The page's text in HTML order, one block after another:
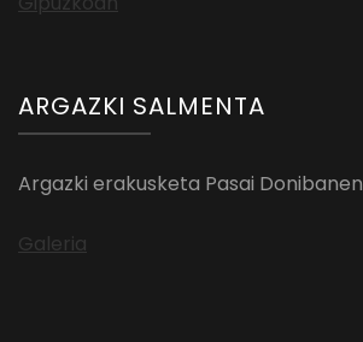
ARGAZKI SALMENTA
Argazki erakusketa Pasai Donibanen
Galeria